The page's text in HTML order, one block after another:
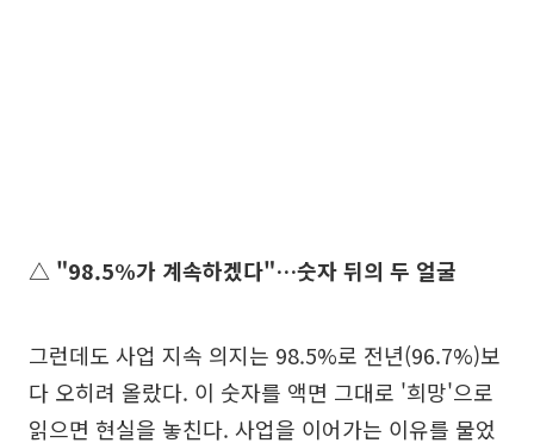
△ "98.5%가 계속하겠다"…숫자 뒤의 두 얼굴
그런데도 사업 지속 의지는 98.5%로 전년(96.7%)보
다 오히려 올랐다. 이 숫자를 액면 그대로 '희망'으로
읽으면 현실을 놓친다. 사업을 이어가는 이유를 물었